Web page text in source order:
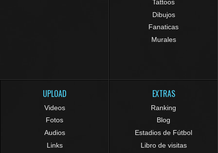
Tattoos
Dibujos
Fanaticas
Murales
UPLOAD
Videos
Fotos
Audios
Links
EXTRAS
Ranking
Blog
Estadios de Fútbol
Libro de visitas